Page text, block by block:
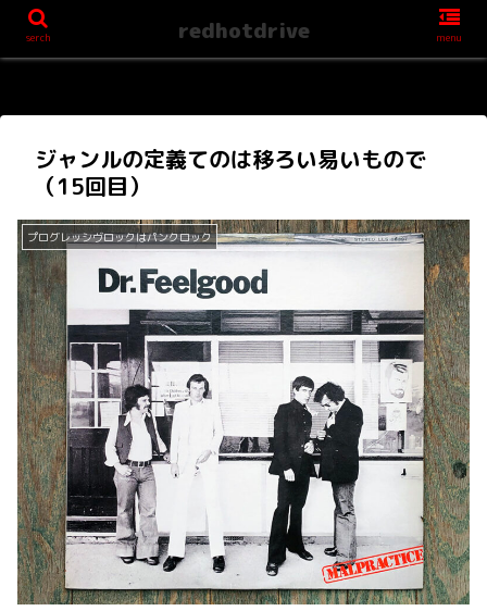
ジャンルの定義てのは移ろい易いもので
（15回目）
プログレッシヴロックはパンクロック
serch redhotdrive menu